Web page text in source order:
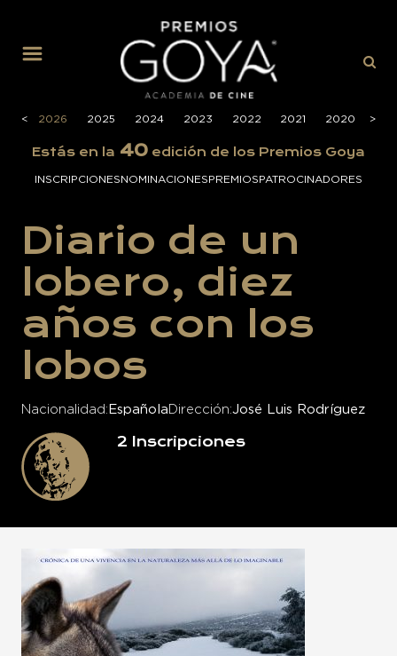
< 2026 2025 2024 2023 2022 2021 2020 >
Estás en la 40 edición de los Premios Goya
INSCRIPCIONESNOMINACIONESPREMIOSPATROCINADORES
Diario de un
lobero, diez
años con los
lobos
Nacionalidad Española Dirección José Luis Rodríguez
2 Inscripciones